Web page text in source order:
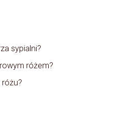
sypialni?
różem?